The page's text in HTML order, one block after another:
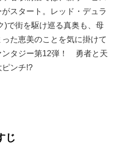
スタート。レッド・デュラ
)で街を駆け巡る真奥も、母
た恵美のことを気に掛けて
タジー第12弾！ 勇者と天
ンチ!?
じ